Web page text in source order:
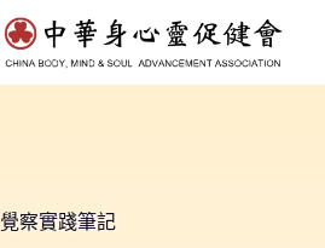
跳
至
主
覺察實踐筆記